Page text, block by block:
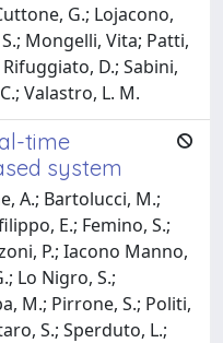
G.; Lojacono,
Mongelli, Vita; Patti,
D.; Sabini,
Valastro, L. M.
time
system
A.; Bartolucci, M.;
E.; Femino, S.;
P.; Iacono Manno,
Lo Nigro, S.;
M.; Pirrone, S.; Politi,
S.; Sperduto, L.;